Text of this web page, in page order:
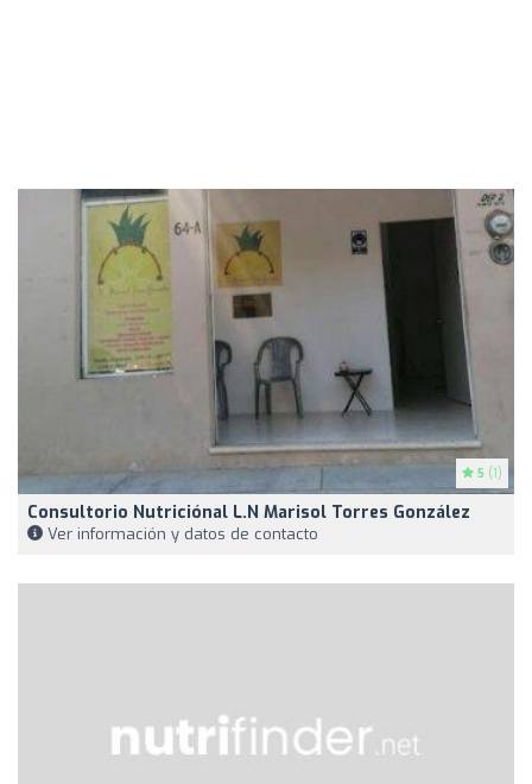
5 (1)
Consultorio Nutriciónal L.N Marisol Torres González
Ver información y datos de contacto